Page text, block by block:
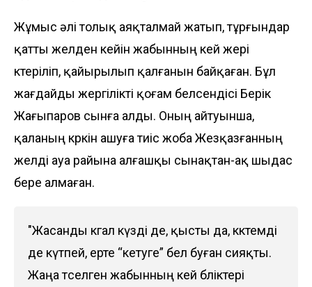
Жұмыс әлі толық аяқталмай жатып, тұрғындар
қатты желден кейін жабынның кей жері
көтеріліп, қайырылып қалғанын байқаған. Бұл
жағдайды жергілікті қоғам белсендісі Берік
Жағыпаров сынға алды. Оның айтуынша,
қаланың көркін ашуға тиіс жоба Жезқазғанның
желді ауа райына алғашқы сынақтан-ақ шыдас
бере алмаған.
"Жасанды көгал күзді де, қысты да, көктемді
де күтпей, ерте “кетуге” бел буған сияқты.
Жаңа төселген жабынның кей бөліктері